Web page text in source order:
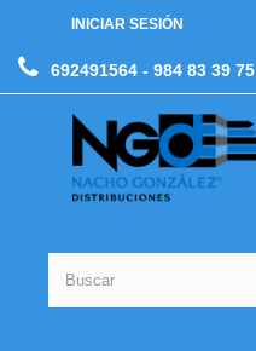
INICIAR SESIÓN
692491564 - 984 83 39 75